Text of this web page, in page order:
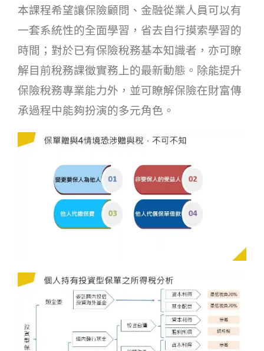
本課程希望讓保險顧問、金融從業人員可以有
一套系統性的全面學習，省去自行摸索學習的
時間；對於已有保險稅務基本知識者，亦可瞭
解目前稅務課徵實務上的最新動態。除能提升
保險稅務專業能力外，並可瞭解保險在財富傳
承過程中能夠扮演的多元角色。